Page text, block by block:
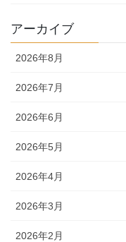
アーカイブ
2026年8月
2026年7月
2026年6月
2026年5月
2026年4月
2026年3月
2026年2月